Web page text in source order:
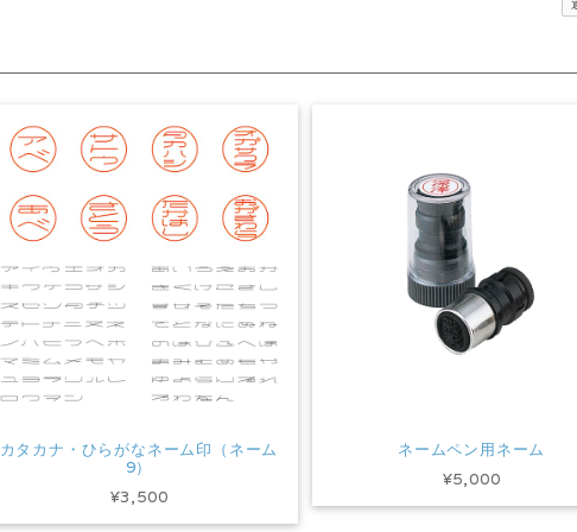
カタカナ・ひらがなネーム印（ネーム
9）
¥3,500
ネームペン用ネーム
¥5,000